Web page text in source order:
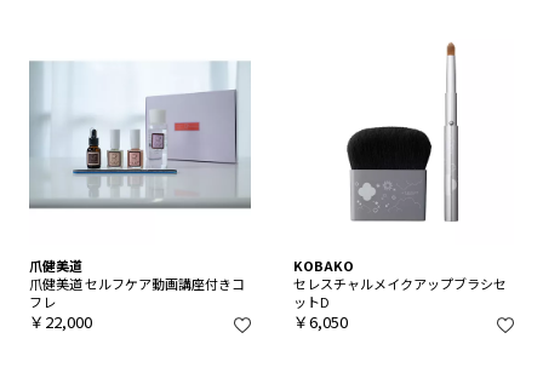
爪健美道
爪健美道 セルフケア動画講座付きコ
フレ
￥22,000
KOBAKO
セレスチャルメイクアップブラシセ
ットD
￥6,050